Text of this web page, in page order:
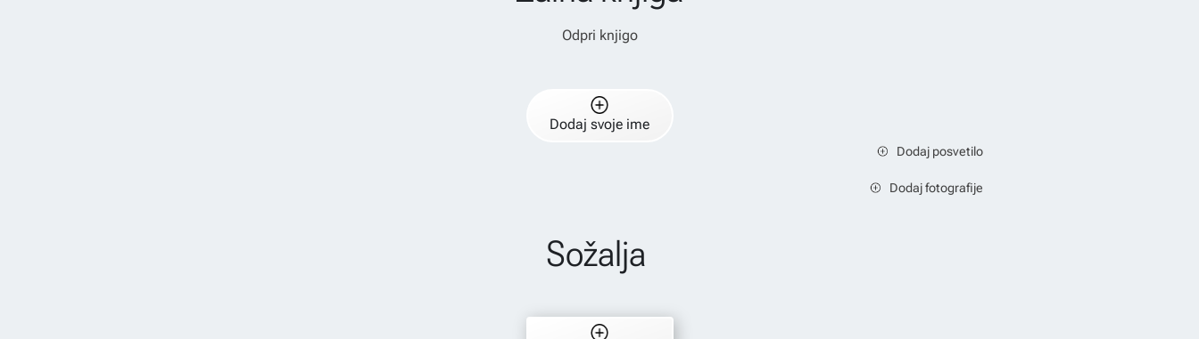
Odpri knjigo
Dodaj svoje ime
Dodaj posvetilo
Dodaj fotografije
Sožalja